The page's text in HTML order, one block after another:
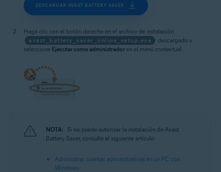
DESCARGAR AVAST BATTERY SAVER
Haga clic con el botón derecho en el archivo de instalación
avast_battery_saver_online_setup.exe
descargado y
seleccione Ejecutar como administrador en el menú contextual.
NOTA:
Si no puede autorizar la instalación de Avast
Battery Saver, consulte el siguiente artículo:
Administrar cuentas administrativas en un PC con
Windows